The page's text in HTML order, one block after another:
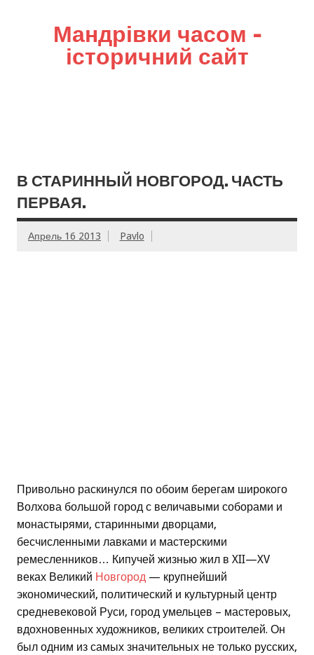
Мандрівки часом –
історичний сайт
В СТАРИННЫЙ НОВГОРОД. ЧАСТЬ
ПЕРВАЯ.
Апрель 16 2013 Pavlo
Привольно раскинулся по обоим берегам широкого
Волхова большой город с величавыми соборами и
монастырями, старинными дворцами,
бесчисленными лавками и мастерскими
ремесленников… Кипучей жизнью жил в XII—XV
веках Великий Новгород — крупнейший
экономический, политический и культурный центр
средневековой Руси, город умельцев – мастеровых,
вдохновенных художников, великих строителей. Он
был одним из самых значительных не только русских,